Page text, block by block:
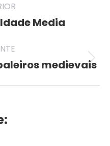
Media
medievais